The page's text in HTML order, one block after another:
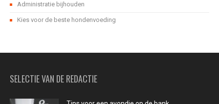
Administratie bijhouden
Kies voor de beste hondenvoeding
SELECTIE VAN DE REDACTIE